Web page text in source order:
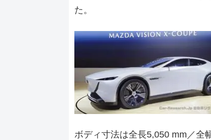
た。
ボディ寸法は全長5,050 mm／全